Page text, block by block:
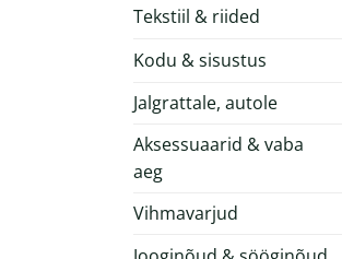
Tekstiil & riided
Kodu & sisustus
Jalgrattale, autole
Aksessuaarid & vaba
aeg
Vihmavarjud